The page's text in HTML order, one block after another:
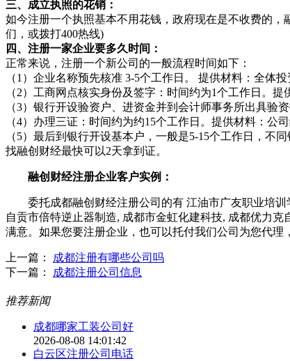
三、成立执照的花销：
如今注册一个执照基本不用花钱，政府现在是不收费的
们，或拨打400热线)
四、注册一家企业要多久时间：
正常来说，注册一个新公司的一般流程时间如下：
（1）企业名称预先核准 3-5个工作日。 提供材料：全体
（2）工商网点核实身份及签字：时间约为1个工作日。
（3）银行开设验资户、进资金并到会计师事务所出具验
（4）办理三证：时间约为约15个工作日。提供材料：公
（5）最后到银行开设基本户，一般是5-15个工作日，不
找融创财经最快可以2天拿到证。
融创财经注册企业客户实例：
委托成都融创财经注册公司的有 江油市广友职业培训
自贡市倍特逆止器制造, 成都市金虹化建科技, 成都优力
满意。如果您要注册企业，也可以托付我们公司为您代理
上一篇：
成都注册有哪些公司吗
下一篇：
成都注册公司信息
推荐新闻
成都哪家工装公司好
2026-08-08 14:01:42
白云区注册公司电话